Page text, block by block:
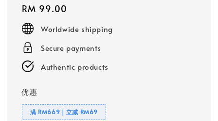
Regular
price
RM 99.00
Worldwide shipping
Secure payments
Authentic products
优惠
满 RM669｜立减 RM69